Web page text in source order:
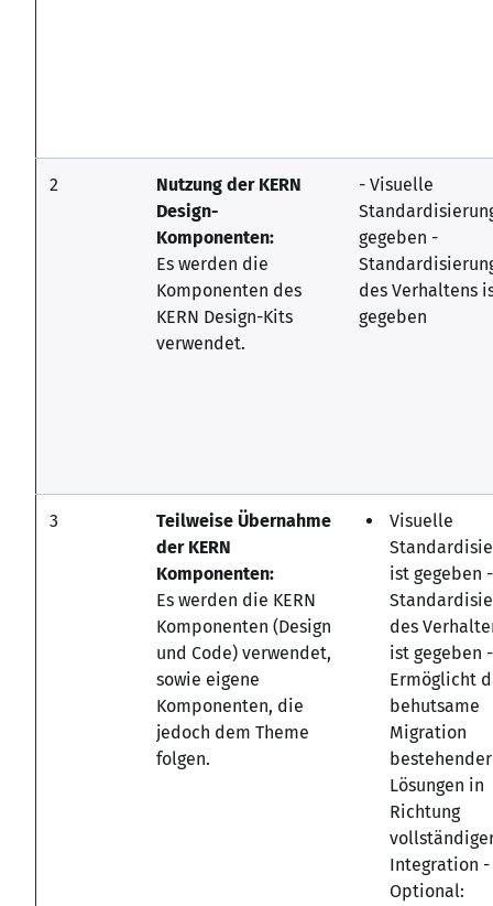
2
Nutzung der KERN
Design-
Komponenten:
Es werden die
Komponenten des
KERN Design-Kits
verwendet.
- Visuelle
gegeben -
des Verhaltens
gegeben
3
Teilweise Übernahme
der KERN
Komponenten:
Es werden die KERN
Komponenten (Design
und Code) verwendet,
sowie eigene
Komponenten, die
jedoch dem Theme
folgen.
Visuelle
ist gegeben -
des
ist gegeben -
Ermöglicht
behutsame
Migration
bestehender
Lösungen in
Richtung
Integration -
Optional: